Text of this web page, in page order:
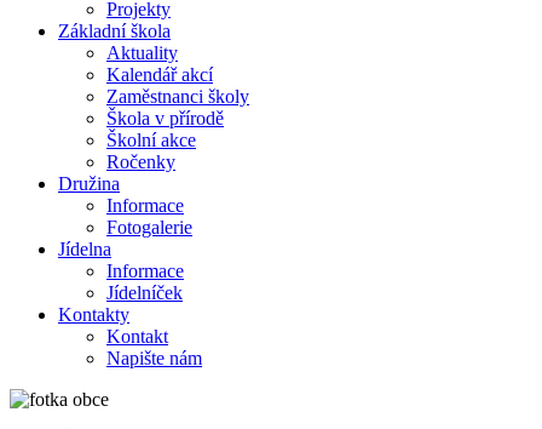
Projekty
Základní škola
Aktuality
Kalendář akcí
Zaměstnanci školy
Škola v přírodě
Školní akce
Ročenky
Družina
Informace
Fotogalerie
Jídelna
Informace
Jídelníček
Kontakty
Kontakt
Napište nám